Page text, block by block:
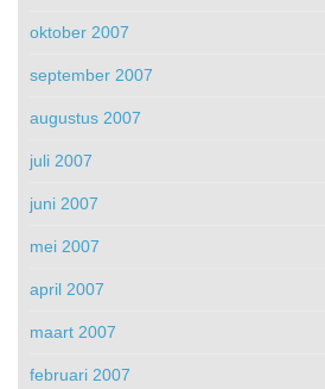
oktober 2007
september 2007
augustus 2007
juli 2007
juni 2007
mei 2007
april 2007
maart 2007
februari 2007